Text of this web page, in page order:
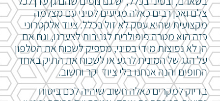
צלם ואכן רבים כאלה מגיעים לסיני עם מצלמה
מקצועית שהיא עסק לא זול בכלל. ציוד אלקטרוני
כזה הוא מטרה פופולרית לגניבות לצערנו, וגם אם
הן לא נפוצות מידי בסיני, מספיק לשכוח את הטלפון
על הגג של המונית לרגע או לשכוח את התיק באחד
החופים והנה אנחנו בלי ציוד יקר וחשוב.
בדיוק למקרים כאלה חשוב שיהיה לכם ביטוח